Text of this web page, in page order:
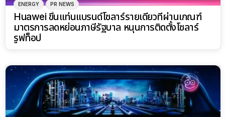
ENERGY PR NEWS
Huawei ขึ้นแท่นแบรนด์โซลาร์รายเดียวที่ผ่านเกณฑ์
มาตรการลดหย่อนภาษีรัฐบาล หนุนการติดตั้งโซลาร์
รูฟท็อป